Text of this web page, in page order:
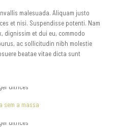
malesuada. Aliquam justo
et nisi. Suspendisse potenti. Nam
dignissim et dui eu, commodo
ac sollicitudin nibh molestie
beatae vitae dicta sunt
sem a massa